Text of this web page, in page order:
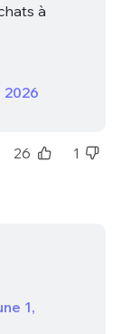
à
2026
26 1
1,